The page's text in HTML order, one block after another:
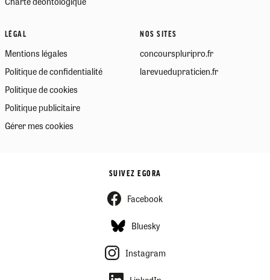
LÉGAL
Mentions légales
Politique de confidentialité
Politique de cookies
Politique publicitaire
Gérer mes cookies
NOS SITES
concourspluripro.fr
larevuedupraticien.fr
SUIVEZ EGORA
Facebook
Bluesky
Instagram